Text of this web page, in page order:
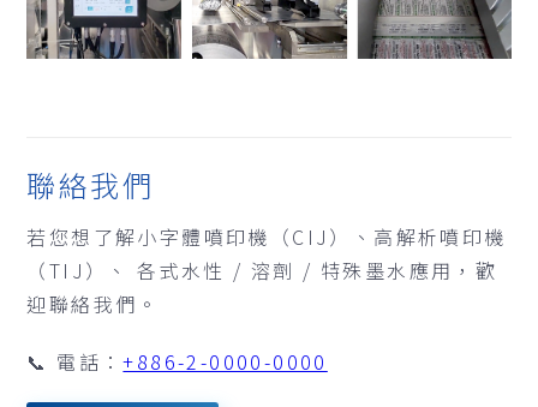
聯絡我們
若您想了解小字體噴印機（CIJ）、高解析噴印機
（TIJ）、 各式水性 / 溶劑 / 特殊墨水應用，歡
迎聯絡我們。
📞 電話：+886-2-0000-0000